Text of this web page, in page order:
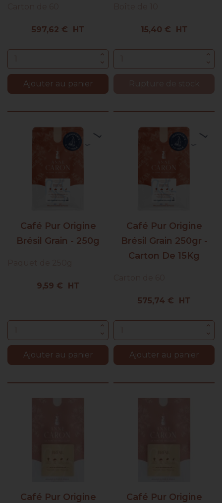
Prix
597,62 € HT
Ajouter au panier
Prix
15,40 € HT
Café Pur Origine
Brésil Grain - 250g
Prix
9,59 € HT
Ajouter au panier
Café Pur Origine
Brésil Grain 250gr -
Carton De 15Kg
Prix
575,74 € HT
Ajouter au panier
Café Pur Origine
Café Pur Origine